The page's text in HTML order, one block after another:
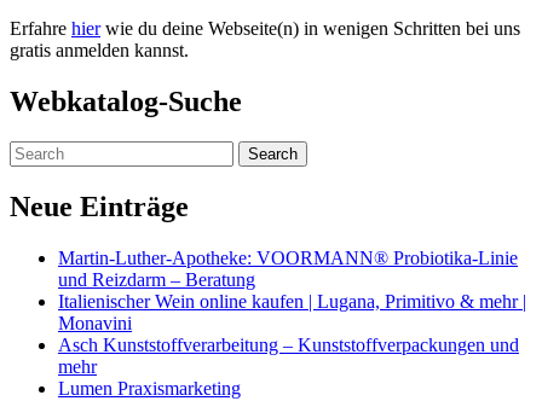
Erfahre hierwie du deine Webseite(n) in wenigen Schritten bei uns
gratis anmelden kannst.
Webkatalog-Suche
Neue Einträge
Martin-Luther-Apotheke: VOORMANN® Probiotika-Linie
und Reizdarm – Beratung
Italienischer Wein online kaufen | Lugana, Primitivo & mehr |
Monavini
Asch Kunststoffverarbeitung – Kunststoffverpackungen und
mehr
Lumen Praxismarketing